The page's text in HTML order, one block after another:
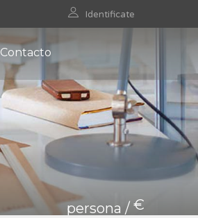
Identificate
Contacto
persona / €